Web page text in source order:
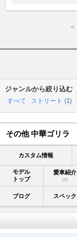
<
ジャンルから絞り込む
すべて ストリート (1)
その他 中華ゴリラ
カスタム情報
モデル
トップ
愛車紹介
(4)
ブログ スペック